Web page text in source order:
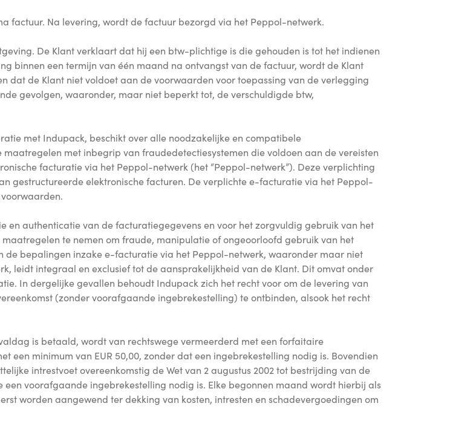
factuur. Na levering, wordt de factuur bezorgd via het Peppol-netwerk.
De Klant verklaart dat hij een btw-plichtige is die gehouden is tot het indienen
binnen een termijn van één maand na ontvangst van de factuur, wordt de Klant
dat de Klant niet voldoet aan de voorwaarden voor toepassing van de verlegging
gevolgen, waaronder, maar niet beperkt tot, de verschuldigde btw,
met Indupack, beschikt over alle noodzakelijke en compatibele
met inbegrip van fraudedetectiesystemen die voldoen aan de vereisten
facturatie via het Peppol-netwerk (het “Peppol-netwerk”). Deze verplichting
gestructureerde elektronische facturen. De verplichte e-facturatie via het Peppol-
en authenticatie van de facturatiegegevens en voor het zorgvuldig gebruik van het
te nemen om fraude, manipulatie of ongeoorloofd gebruik van het
de bepalingen inzake e-facturatie via het Peppol-netwerk, waaronder maar niet
leidt integraal en exclusief tot de aansprakelijkheid van de Klant. Dit omvat onder
In dergelijke gevallen behoudt Indupack zich het recht voor om de levering van
(zonder voorafgaande ingebrekestelling) te ontbinden, alsook het recht
is betaald, wordt van rechtswege vermeerderd met een forfaitaire
een minimum van EUR 50,00, zonder dat een ingebrekestelling nodig is. Bovendien
intrestvoet overeenkomstig de Wet van 2 augustus 2002 tot bestrijding van de
voorafgaande ingebrekestelling nodig is. Elke begonnen maand wordt hierbij als
worden aangewend ter dekking van kosten, intresten en schadevergoedingen om